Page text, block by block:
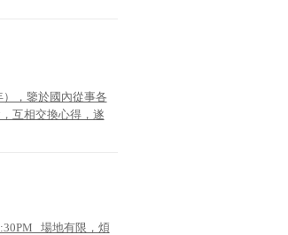
，鑒於國內從事各
互相交換心得，遂
場地有限，煩